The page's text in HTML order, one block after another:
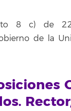
8 c) de
de la